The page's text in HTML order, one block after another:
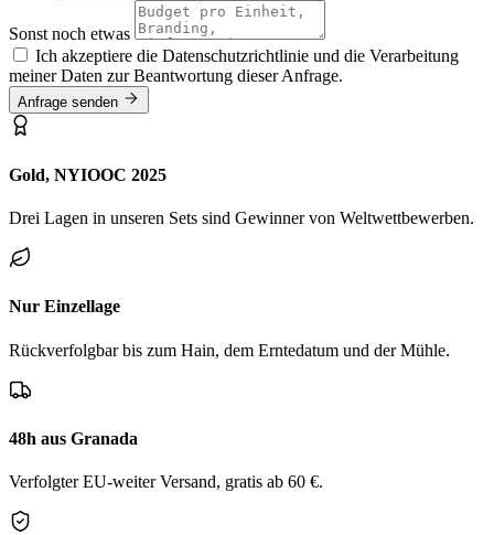
Sonst noch etwas
Ich akzeptiere die Datenschutzrichtlinie und die Verarbeitung
meiner Daten zur Beantwortung dieser Anfrage.
Anfrage senden
Gold, NYIOOC 2025
Drei Lagen in unseren Sets sind Gewinner von Weltwettbewerben.
Nur Einzellage
Rückverfolgbar bis zum Hain, dem Erntedatum und der Mühle.
48h aus Granada
Verfolgter EU-weiter Versand, gratis ab 60 €.